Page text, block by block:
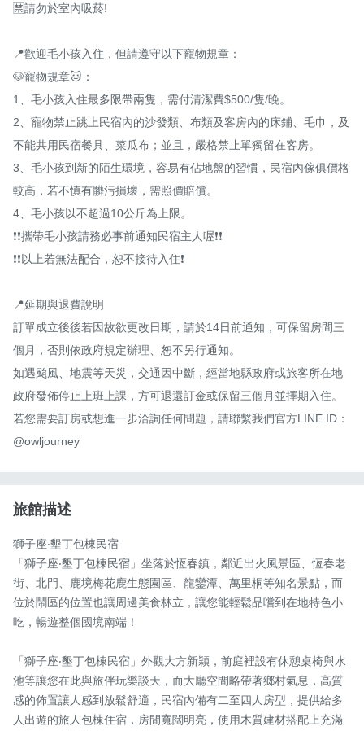
🈲️請勿於室內吸菸!
📍歡迎毛小孩入住，但請遵守以下寵物規章：
🐶寵物規章🐱：
1、毛小孩入住最多限帶兩隻，需付清潔費$500/隻/晚。
2、寵物禁止跳上民宿內的沙發類、布類及客房內的床鋪、毛巾，及
不能共用民宿餐具、菜瓜布；並且，嚴格禁止單獨留在客房。
3、毛小孩到新的陌生環境，容易有佔地盤的習慣，民宿內傢俱價格
較高，若不慎有髒污損壞，需照價賠償。
4、毛小孩以不超過10公斤為上限。
❗️❗️攜帶毛小孩請務必事前通知民宿主人喔❗️❗️
❗️❗️以上若無法配合，恕不接待入住❗️
📍延期與退費說明
訂單成立後後若因故欲更改日期，請於14日前通知，可保留房間三
個月，否則依政府規定辦理、恕不另行通知。
如遇颱風、地震等天災，交通因中斷，經當地縣政府或旅客所在地
政府發佈停止上班上課，方可退還訂金或保留三個月並擇期入住。
若您需要訂房或想進一步洽詢任何問題，請聯繫我們官方LINE ID：
@owljourney
旅館描述
獅子座‧墾丁包棟民宿
「獅子座‧墾丁包棟民宿」坐落於恆春鎮，鄰近出火風景區、恆春老
街、北門、鹿境梅花鹿生態園區、龍鑾潭、萬里桐等知名景點，而
位於鬧區的位置也讓周邊美食林立，讓您能輕鬆品嚐到在地特色小
吃，暢遊整個國境南端！
「獅子座‧墾丁包棟民宿」外觀大方新穎，前庭裡設有休憩桌椅與水
池等讓您在此與旅伴玩樂談天，而大廳空間略帶著鄉村氣息，高質
感的佈置讓人感到放鬆舒適，民宿內備有二至四人房型，提供給多
人出遊的旅人包棟住宿，房間寬闊明亮，使用木質建材搭配上充滿